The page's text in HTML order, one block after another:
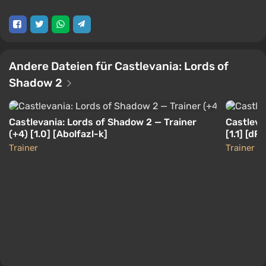
Andere Dateien für Castlevania: Lords of
Shadow 2
Castlevania: Lords of Shadow 2 — Trainer
(+4) [1.0] [Abolfazl-k]
Trainer
[1.1]
Trainer